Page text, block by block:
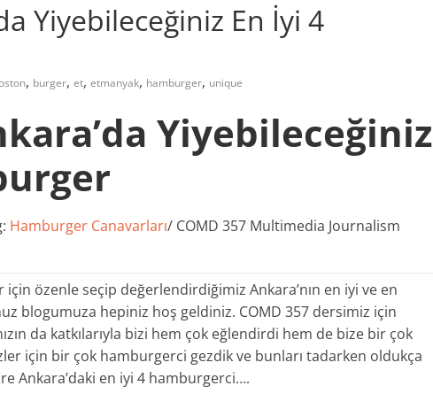
Yiyebileceğiniz En İyi 4
, burger, et, etmanyak, hamburger, unique
Yiyebileceğiniz
Hamburger Canavarları/ COMD 357 Multimedia Journalism
özenle seçip değerlendirdiğimiz Ankara’nın en iyi ve en
blogumuza hepiniz hoş geldiniz. COMD 357 dersimiz için
da katkılarıyla bizi hem çok eğlendirdi hem de bize bir çok
için bir çok hamburgerci gezdik ve bunları tadarken oldukça
Ankara’daki en iyi 4 hamburgerci….